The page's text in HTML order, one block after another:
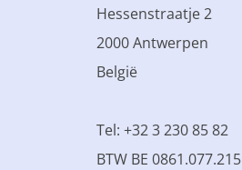
Hessenstraatje 2
2000 Antwerpen
België
Tel: +32 3 230 85 82
BTW BE 0861.077.215